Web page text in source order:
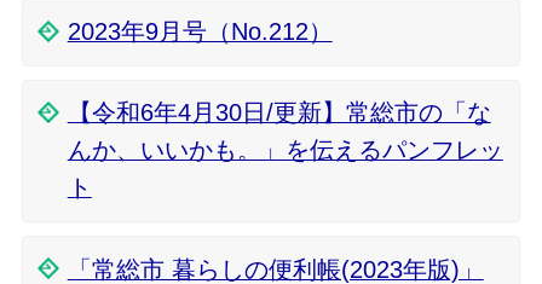
2023年9月号（No.212）
【令和6年4月30日/更新】常総市の「な
んか、いいかも。」を伝えるパンフレッ
ト
「常総市 暮らしの便利帳(2023年版)」